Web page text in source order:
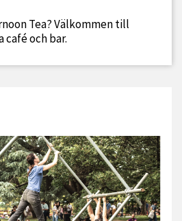
Tea? Välkommen till
café och bar.